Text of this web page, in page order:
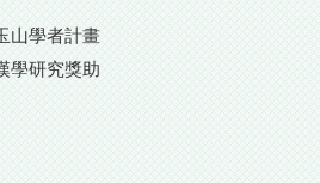
山學者計畫
學研究獎助